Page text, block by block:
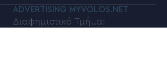
ADVERTISING MYVOLOS.NET
Διαφημιστικό Τμήμα: